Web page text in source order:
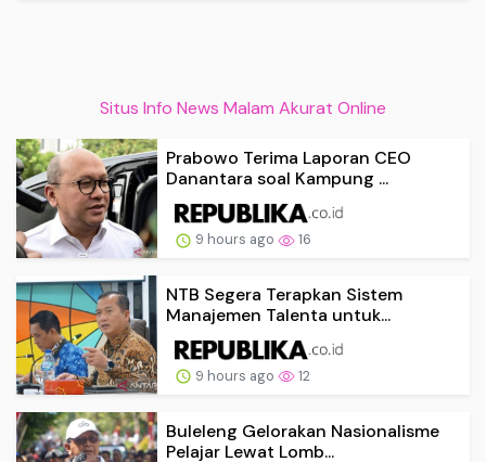
Situs Info News Malam Akurat Online
Prabowo Terima Laporan CEO
Danantara soal Kampung ...
9 hours ago 16
NTB Segera Terapkan Sistem
Manajemen Talenta untuk...
9 hours ago 12
Buleleng Gelorakan Nasionalisme
Pelajar Lewat Lomb...